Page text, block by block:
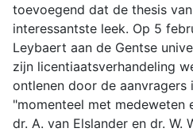
toevoegend dat de thesis
interessantste leek. Op 5
Leybaert aan de Gentse
zijn licentiaatsverhandeling
ontlenen door de aanvragers
"momenteel met medeweten
dr. A. van Elslander en dr. W.